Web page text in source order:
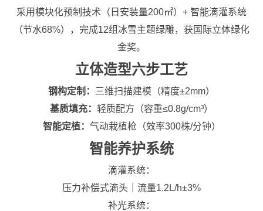
采用模块化预制技术（日安装量200㎡）+ 智能滴灌系统
（节水68%），完成12组冰雪主题绿雕，获国际立体绿化
金奖。
立体造型六步工艺
钢构定制：
三维扫描建模（精度±2mm）
基质填充： 轻质配方（容重≤0.8g/cm³）
智能定植： 气动栽植枪（效率300株/分钟）
智能养护系统
滴灌系统：
压力补偿式滴头｜流量1.2L/h±3%
补光系统：